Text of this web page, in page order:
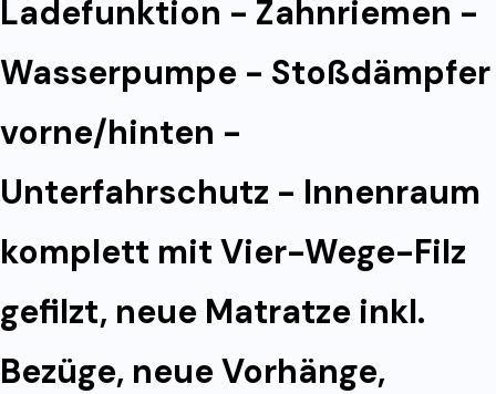
Ladefunktion - Zahnriemen -
Wasserpumpe - Stoßdämpfer
vorne/hinten -
Unterfahrschutz - Innenraum
komplett mit Vier-Wege-Filz
gefilzt, neue Matratze inkl.
Bezüge, neue Vorhänge,